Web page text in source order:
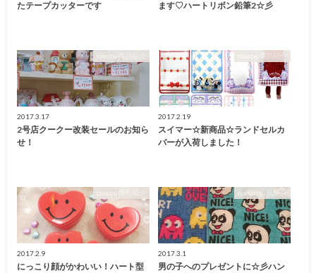
たテープカッターです
ます♡ハートリボン鉛筆2☆彡
coucou商品紹介
2017.3.17
2号店クークー改装セールのお知ら
せ！
coucou商品紹介
2017.2.19
スイマー☆新商品☆ランドセルカ
バーが入荷しました！
coucou商品紹介
2017.2.9
にっこり顔がかわいい！ハート型
coucou商品紹介
2017.3.1
男の子へのプレゼントに☆彡ハン